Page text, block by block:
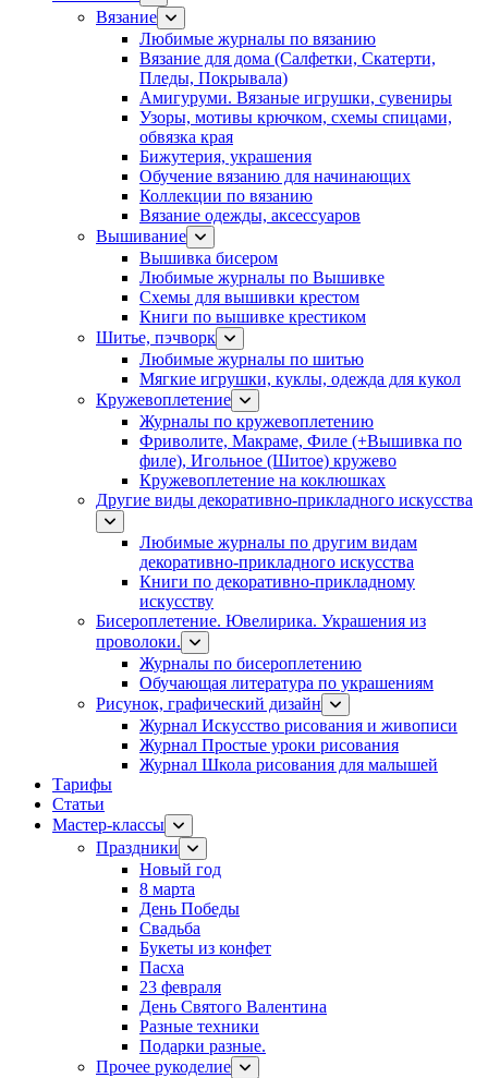
Вязание
Любимые журналы по вязанию
Вязание для дома (Салфетки, Скатерти,
Пледы, Покрывала)
Амигуруми. Вязаные игрушки, сувениры
Узоры, мотивы крючком, схемы спицами,
обвязка края
Бижутерия, украшения
Обучение вязанию для начинающих
Коллекции по вязанию
Вязание одежды, аксессуаров
Вышивание
Вышивка бисером
Любимые журналы по Вышивке
Схемы для вышивки крестом
Книги по вышивке крестиком
Шитье, пэчворк
Любимые журналы по шитью
Мягкие игрушки, куклы, одежда для кукол
Кружевоплетение
Журналы по кружевоплетению
Фриволите, Макраме, Филе (+Вышивка по
филе), Игольное (Шитое) кружево
Кружевоплетение на коклюшках
Другие виды декоративно-прикладного искусства
Любимые журналы по другим видам
декоративно-прикладного искусства
Книги по декоративно-прикладному
искусству
Бисероплетение. Ювелирика. Украшения из
проволоки.
Журналы по бисероплетению
Обучающая литература по украшениям
Рисунок, графический дизайн
Журнал Искусство рисования и живописи
Журнал Простые уроки рисования
Журнал Школа рисования для малышей
Тарифы
Статьи
Мастер-классы
Праздники
Новый год
8 марта
День Победы
Свадьба
Букеты из конфет
Пасха
23 февраля
День Святого Валентина
Разные техники
Подарки разные.
Прочее рукоделие